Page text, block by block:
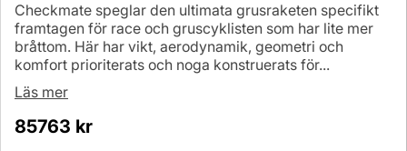
Checkmate speglar den ultimata grusraketen specifikt
framtagen för race och gruscyklisten som har lite mer
bråttom. Här har vikt, aerodynamik, geometri och
komfort prioriterats och noga konstruerats för...
Läs mer
85763 kr